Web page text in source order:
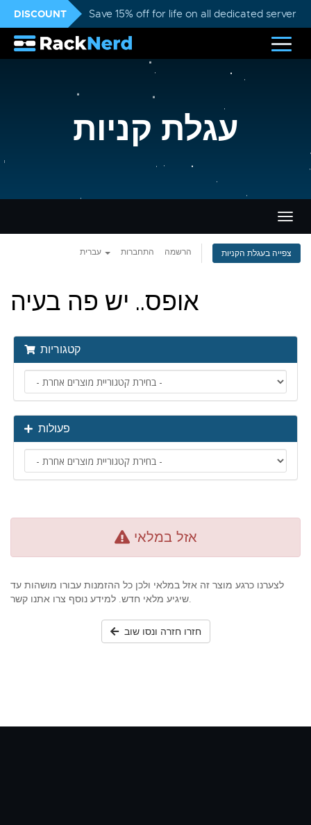
DISCOUNT Save 15% off for life on all dedicated servers
עגלת קניות
ניווט
התחברות הרשמה צפייה בעגלת הקניות
אופס.. יש פה בעיה
קטגוריות
פעולות
אזל במלאי
לצערנו כרגע מוצר זה אזל במלאי ולכן כל ההזמנות עבורו מושהות עד
שיגיע מלאי חדש. למידע נוסף צרו אתנו קשר.
חזרו חזרה ונסו שוב